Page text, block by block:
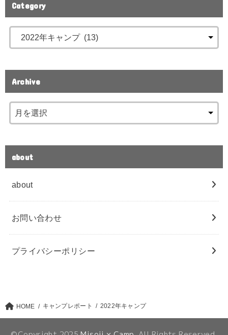
Category
Archive
about
about
お問い合わせ
プライバシーポリシー
HOME キャンプレポート 2022年キャンプ